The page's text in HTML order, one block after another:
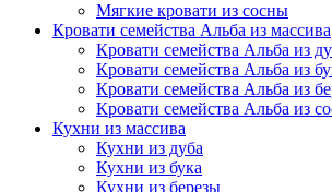
Мягкие кровати из сосны
Кровати семейства Альба из массива
Кровати семейства Альба из
Кровати семейства Альба из
Кровати семейства Альба из
Кровати семейства Альба из
Кухни из массива
Кухни из дуба
Кухни из бука
Кухни из березы